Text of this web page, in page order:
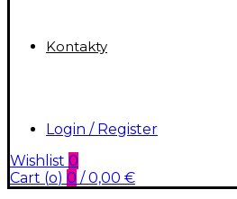
Kontakty
Login / Register
Wishlist 0
Cart (o) 0 / 0,00 €